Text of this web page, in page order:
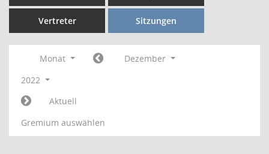
Vertreter Sitzungen
Monat
Dezember
2022
Aktuell
Gremium auswählen